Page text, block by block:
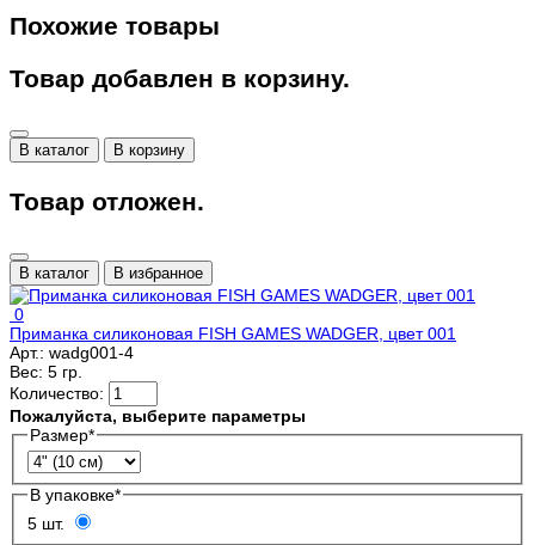
Похожие товары
Товар добавлен в корзину.
В каталог В корзину
Товар отложен.
В каталог В избранное
0
Приманка силиконовая FISH GAMES WADGER, цвет 001
Арт.: wadg001-4
Вес: 5 гр.
Количество:
Пожалуйста, выберите параметры
Размер*
В упаковке*
5 шт.